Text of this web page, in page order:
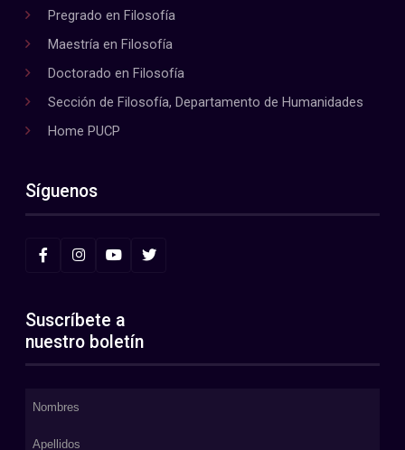
Pregrado en Filosofía
Maestría en Filosofía
Doctorado en Filosofía
Sección de Filosofía, Departamento de Humanidades
Home PUCP
Síguenos
Suscríbete a
nuestro boletín